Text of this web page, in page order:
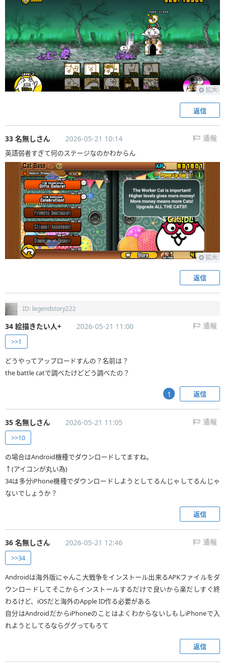
拡大
返信
33 名無しさん 2026-05-21 10:14 通報
英語弱者すぎて何のステージなのかわからん
拡大
返信
ID: legendstory222
34 絵描きたい人+ 2026-05-21 11:00 通報
>>1
どうやってアップロードすんの？名前は？
the battle catで調べたけどどう調べたの？
返信
1
35 名無しさん 2026-05-21 11:05 通報
>>10
の場合はAndroid機種でダウンロードしてますね。
↑(アイコンが丸い為)
34は多分iPhone機種でダウンロードしようとしてるんじゃしてるんじゃ
ないでしょうか？
返信
36 名無しさん 2026-05-21 12:46 通報
>>34
Androidは海外版にゃんこ大戦争をインストール出来るAPKファイルをダ
ウンロードしてそこからインストールするだけで良いから楽だしすぐ終
わるけど、iOSだと海外のApple ID作る必要がある
自分はAndroidだからiPhoneのことはよくわからないしもしiPhoneで入
れようとしてるならググってもろて
返信